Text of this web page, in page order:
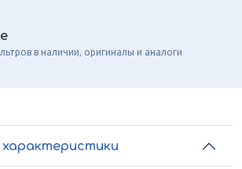
в наличии, оригиналы и аналоги
характеристики